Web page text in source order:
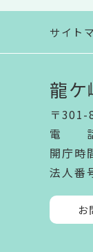
サイト
龍ケ
〒
電
開庁時
法人番
お